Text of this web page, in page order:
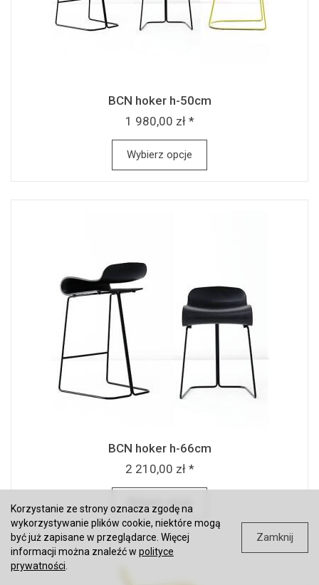
BCN hoker h-50cm
1 980,00 zł *
Wybierz opcje
BCN hoker h-66cm
2 210,00 zł *
Wybierz opcje
Korzystanie ze strony oznacza zgodę na
wykorzystywanie plików cookie, niektóre mogą
być już zapisane w przeglądarce. Więcej
informacji można znaleźć w polityce
prywatności
Zamknij